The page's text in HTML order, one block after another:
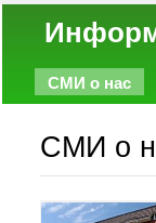
СМИ о нас
СМИ о